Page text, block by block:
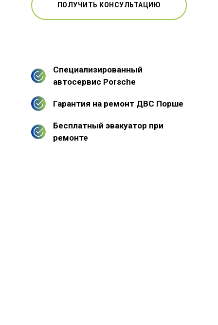
ПОЛУЧИТЬ КОНСУЛЬТАЦИЮ
Специализированный
автосервис Porsche
Гарантия на ремонт ДВС Порше
Бесплатный эвакуатор при
ремонте